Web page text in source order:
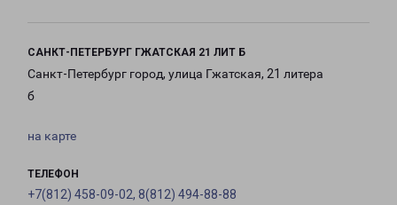
САНКТ-ПЕТЕРБУРГ ГЖАТСКАЯ 21 ЛИТ Б
Санкт-Петербург город, улица Гжатская, 21 литера
б
на карте
ТЕЛЕФОН
+7(812) 458-09-02, 8(812) 494-88-88